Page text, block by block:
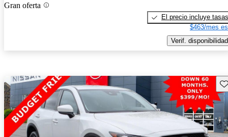
Gran oferta
El precio incluye tasas
$463/mes
Verif. disponibilidad